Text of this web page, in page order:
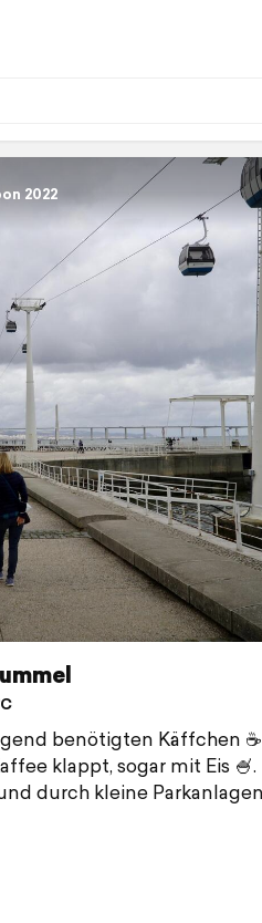
2022
benötigten Käffchen
klappt, sogar mit Eis 🍧.
durch kleine